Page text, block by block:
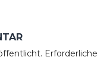
Erforderliche